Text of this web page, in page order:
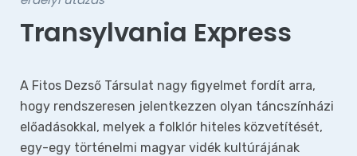
Transylvania Express
A Fitos Dezső Társulat nagy figyelmet fordít arra,
hogy rendszeresen jelentkezzen olyan táncszínházi
előadásokkal, melyek a folklór hiteles közvetítését,
egy-egy történelmi magyar vidék kultúrájának